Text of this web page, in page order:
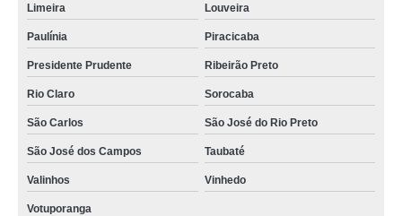
Limeira Louveira
Paulínia Piracicaba
Presidente Prudente Ribeirão Preto
Rio Claro Sorocaba
São Carlos São José do Rio Preto
São José dos Campos Taubaté
Valinhos Vinhedo
Votuporanga